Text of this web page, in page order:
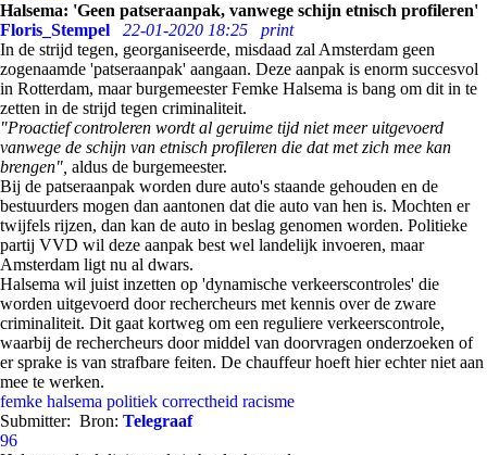
Halsema: 'Geen patseraanpak, vanwege schijn etnisch profileren'
Floris_Stempel
22-01-2020 18:25
print
In de strijd tegen, georganiseerde, misdaad zal Amsterdam geen
zogenaamde 'patseraanpak' aangaan. Deze aanpak is enorm succesvol
in Rotterdam, maar burgemeester Femke Halsema is bang om dit in te
zetten in de strijd tegen criminaliteit.
"Proactief controleren wordtal geruime tijd niet meer uitgevoerd
vanwege de schijn van etnisch profileren die dat met zich mee kan
brengen", aldus de burgemeester.
Bij de patseraanpak worden dure auto's staande gehouden en de
bestuurders mogen dan aantonen dat die auto van hen is. Mochten er
twijfels rijzen, dan kan de auto in beslag genomen worden. Politieke
partij VVD wil deze aanpak best wel landelijk invoeren, maar
Amsterdam ligt nu al dwars.
Halsema wil juist inzetten op 'dynamische verkeerscontroles' die
worden uitgevoerd door rechercheurs met kennis over de zware
criminaliteit. Dit gaat kortweg om een reguliere verkeerscontrole,
waarbij de rechercheurs door middel van doorvragen onderzoeken of
er sprake is van strafbare feiten. De chauffeur hoeft hier echter niet aan
mee te werken.
femke halsema politiek correctheid racisme
Submitter: Bron: Telegraaf
96